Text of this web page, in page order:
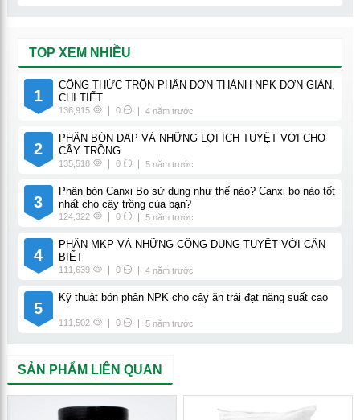
TOP XEM NHIỀU
1
CÔNG THỨC TRỘN PHÂN ĐƠN THÀNH NPK ĐƠN GIẢN,
CHI TIẾT
136,915 0 4 năm trước
2
PHÂN BÓN DAP VÀ NHỮNG LỢI ÍCH TUYỆT VỜI CHO
CÂY TRỒNG
135,518 0 5 năm trước
3
Phân bón Canxi Bo sử dụng như thế nào? Canxi bo nào tốt
nhất cho cây trồng của bạn?
124,322 0 5 năm trước
4
PHÂN MKP VÀ NHỮNG CÔNG DỤNG TUYỆT VỜI CẦN
BIẾT
111,639 0 4 năm trước
5
Kỹ thuật bón phân NPK cho cây ăn trái đạt năng suất cao
111,502 0 5 năm trước
SẢN PHẨM LIÊN QUAN